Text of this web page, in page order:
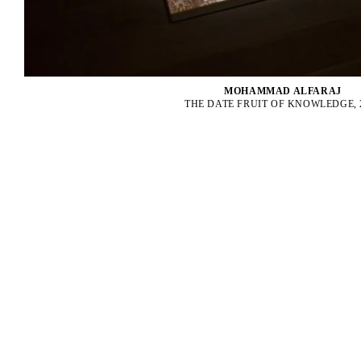
MOHAMMAD ALFARAJ
THE DATE FRUIT OF KNOWLEDGE,